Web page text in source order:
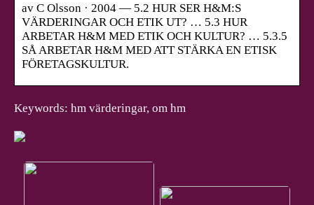
av C Olsson · 2004 — 5.2 HUR SER H&M:S
VÄRDERINGAR OCH ETIK UT? … 5.3 HUR
ARBETAR H&M MED ETIK OCH KULTUR? … 5.3.5
SÅ ARBETAR H&M MED ATT STÄRKA EN ETISK
FÖRETAGSKULTUR.
Keywords: hm värderingar, om hm